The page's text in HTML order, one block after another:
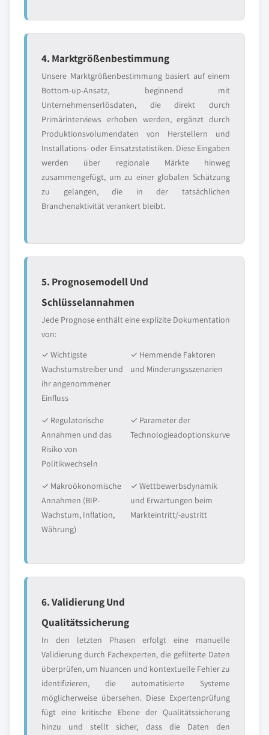
4. Marktgrößenbestimmung
Unsere Marktgrößenbestimmung basiert auf einem
Bottom-up-Ansatz, beginnend mit
Unternehmenserlösdaten, die direkt durch
Primärinterviews erhoben werden, ergänzt durch
Produktionsvolumendaten von Herstellern und
Installations- oder Einsatzstatistiken. Diese Eingaben
werden über regionale Märkte hinweg
zusammengefügt, um zu einer globalen Schätzung
zu gelangen, die in der tatsächlichen
Branchenaktivität verankert bleibt.
5. Prognosemodell Und
Schlüsselannahmen
Jede Prognose enthält eine explizite Dokumentation
von:
✓ Wichtigste
Wachstumstreiber und
ihr angenommener
Einfluss
✓ Hemmende Faktoren
und Minderungsszenarien
✓ Regulatorische
Annahmen und das
Risiko von
Politikwechseln
✓ Parameter der
Technologieadoptionskurve
✓ Makroökonomische
Annahmen (BIP-
Wachstum, Inflation,
Währung)
✓ Wettbewerbsdynamik
und Erwartungen beim
Markteintritt/-austritt
6. Validierung Und
Qualitätssicherung
In den letzten Phasen erfolgt eine manuelle
Validierung durch Fachexperten, die gefilterte Daten
überprüfen, um Nuancen und kontextuelle Fehler zu
identifizieren, die automatisierte Systeme
möglicherweise übersehen. Diese Expertenprüfung
fügt eine kritische Ebene der Qualitätssicherung
hinzu und stellt sicher, dass die Daten den